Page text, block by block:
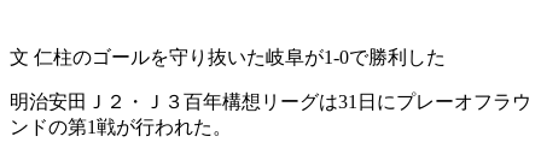
文 仁柱のゴールを守り抜いた岐阜が1-0で勝利した
明治安田Ｊ２・Ｊ３百年構想リーグは31日にプレーオフラウ
ンドの第1戦が行われた。